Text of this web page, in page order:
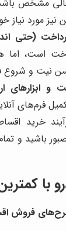
مالی مشخص
مورد نیاز
(حتی
است،
نیت و شروع
و ابزارهای
فرم‌های
خرید
باشید و
با
فروش